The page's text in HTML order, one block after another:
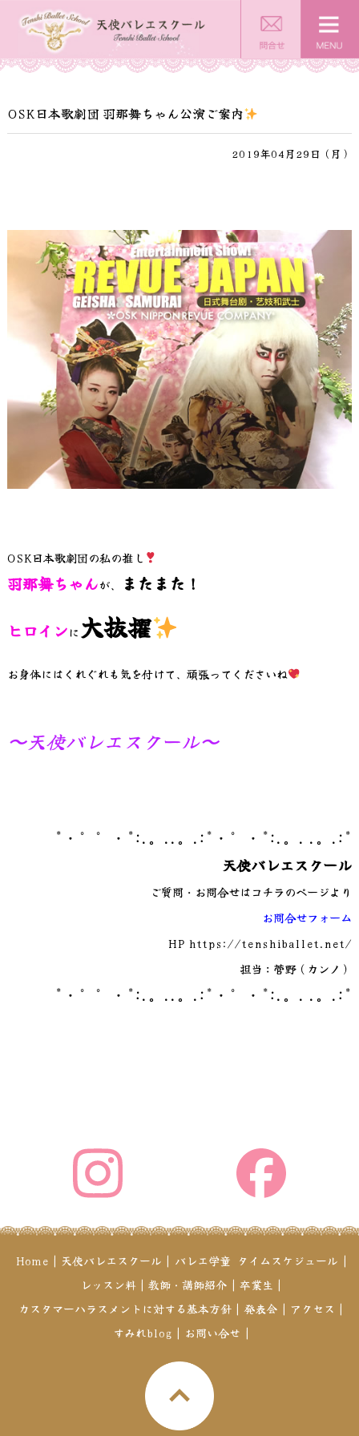
OSK日本歌劇団 羽那舞ちゃん公演ご案内
2019年04月29日（月）
OSK日本歌劇団の私の推し
羽那舞ちゃんが、 またまた！
ヒロインに大抜擢
お身体にはくれぐれも気を付けて、頑張ってくださいね
〜天使バレエスクール〜
*・゜゜・*:.。..。.:*・゜・*:.。. .。.:*
天使バレエスクール
ご質問・お問合せはコチラのページより
お問合せフォーム
HP https://tenshiballet.net/
担当：菅野（カンノ）
*・゜゜・*:.。..。.:*・゜・*:.。. .。.:*
Home | 天使バレエスクール | バレエ学童 タイムスケジュール |
レッスン料 | 教師・講師紹介 | 卒業生 |
カスタマーハラスメントに対する基本方針 | 発表会 | アクセス |
すみれblog | お問い合せ |